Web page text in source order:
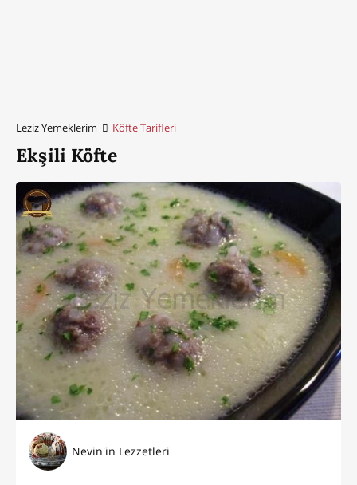
Leziz Yemeklerim Köfte Tarifleri
Ekşili Köfte
Nevin'in Lezzetleri